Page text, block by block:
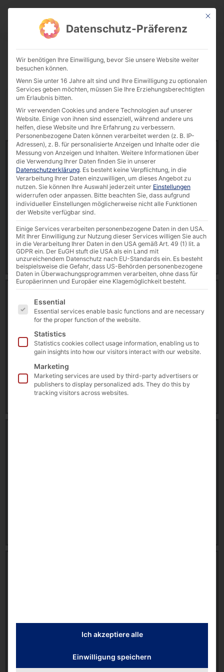
Download Center
Display downloads per page
Search: Reset Filter
Brochure | Self-Service-Technologies for Hospitals
[EN]
18399 downloads
5.15 MB
Brochures & Flyers,Healthcare
6 August 2026
Download
Brochure | Selfservice-Technologien für
Krankenhäuser [DE]
18832 downloads
Brochures & Flyers ,Healthcare,POLYTOUCH®
6 August 2026
Download
Download
This
Datenschutz-Präferenz
Wir benötigen Ihre Einwilligung, bevor Sie unsere Website weiter
besuchen können.
Wenn Sie unter 16 Jahre alt sind und Ihre Einwilligung zu optionalen
Services geben möchten, müssen Sie Ihre Erziehungsberechtigten
um Erlaubnis bitten.
Wir verwenden Cookies und andere Technologien auf unserer
Website. Einige von ihnen sind essenziell, während andere uns
helfen, diese Website und Ihre Erfahrung zu verbessern.
Personenbezogene Daten können verarbeitet werden (z. B. IP-
Adressen), z. B. für personalisierte Anzeigen und Inhalte oder die
Messung von Anzeigen und Inhalten. Weitere Informationen über
die Verwendung Ihrer Daten finden Sie in unserer
Datenschutzerklärung. Es besteht keine Verpflichtung, in die
Verarbeitung Ihrer Daten einzuwilligen, um dieses Angebot zu
nutzen. Sie können Ihre Auswahl jederzeit unter Einstellungen
widerrufen oder anpassen. Bitte beachten Sie, dass aufgrund
individueller Einstellungen möglicherweise nicht alle Funktionen
der Website verfügbar sind.
Einige Services verarbeiten personenbezogene Daten in den USA.
Mit Ihrer Einwilligung zur Nutzung dieser Services willigen Sie auch
in die Verarbeitung Ihrer Daten in den USA gemäß Art. 49 (1) lit. a
GDPR ein. Der EuGH stuft die USA als ein Land mit
unzureichendem Datenschutz nach EU-Standards ein. Es besteht
beispielsweise die Gefahr, dass US-Behörden personenbezogene
Daten in Überwachungsprogrammen verarbeiten, ohne dass für
Europäerinnen und Europäer eine Klagemöglichkeit besteht.
Es folgt eine Liste der Service-Gruppen, für die eine
Essential
Essential services enable basic functions and are necessary
for the proper function of the website.
Statistics
Statistics cookies collect usage information, enabling us to
gain insights into how our visitors interact with our website.
Marketing
Marketing services are used by third-party advertisers or
publishers to display personalized ads. They do this by
tracking visitors across websites.
Ich akzeptiere alle
Einwilligung speichern